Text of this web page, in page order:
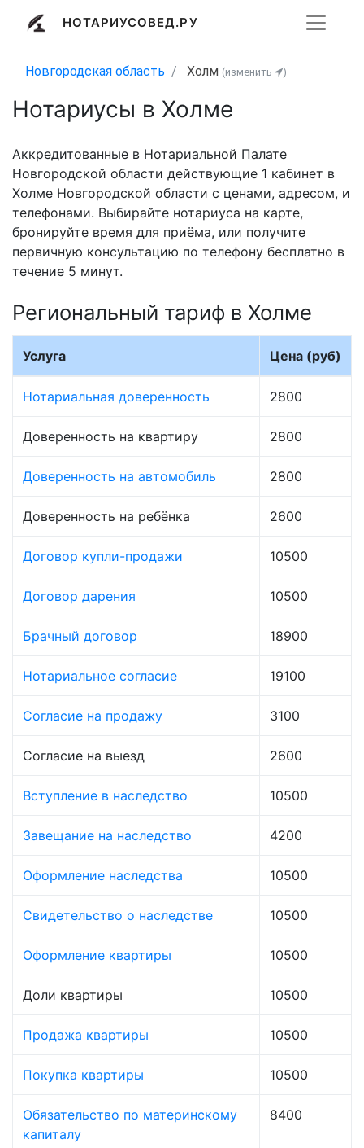
НОТАРИУСОВЕД.РУ
Новгородская область Холм (изменить )
Нотариусы в Холме
Аккредитованные в Нотариальной Палате
Новгородской области действующие 1 кабинет в
Холме Новгородской области с ценами, адресом, и
телефонами. Выбирайте нотариуса на карте,
бронируйте время для приёма, или получите
первичную консультацию по телефону бесплатно в
течение 5 минут.
Региональный тариф в Холме
Услуга Цена (руб)
Нотариальная доверенность 2800
Доверенность на квартиру 2800
Доверенность на автомобиль 2800
Доверенность на ребёнка 2600
Договор купли-продажи 10500
Договор дарения 10500
Брачный договор 18900
Нотариальное согласие 19100
Согласие на продажу 3100
Согласие на выезд 2600
Вступление в наследство 10500
Завещание на наследство 4200
Оформление наследства 10500
Свидетельство о наследстве 10500
Оформление квартиры 10500
Доли квартиры 10500
Продажа квартиры 10500
Покупка квартиры 10500
Обязательство по материнскому
капиталу
8400